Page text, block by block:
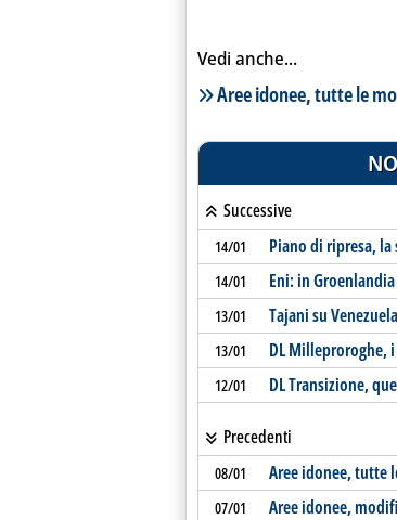
Vedi anche...
Lista notizie correlate
Aree idonee, tutte le
Successive
14/01 Piano di ripresa,
14/01 Eni: in
13/01 Tajani su
13/01 DL Milleproroghe,
12/01 DL Transizione,
Precedenti
08/01 Aree idonee, tutte
07/01 Aree idonee,